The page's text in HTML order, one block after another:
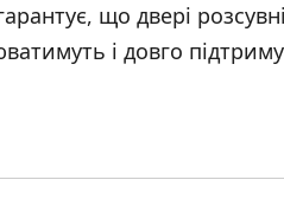
що двері розсувні
і довго